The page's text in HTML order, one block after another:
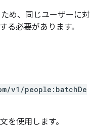
め、同じユーザーに対
る必要があります。
v1/people:batchDe
を使用します。